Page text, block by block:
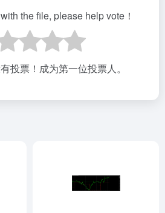
the file, please help vote！
投票！成为第一位投票人。